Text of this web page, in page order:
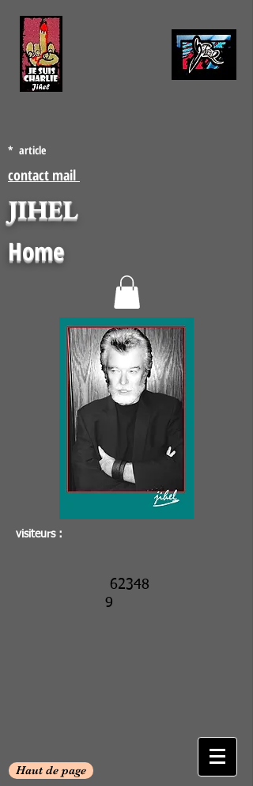
* article
contact mail
JIHEL
Home
visiteurs :
62348
9
Haut de page